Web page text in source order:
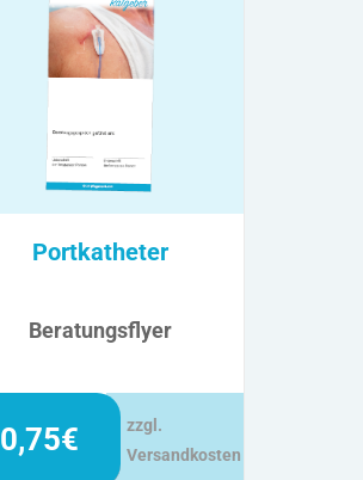
Portkatheter
Beratungsflyer
0,75€
zzgl.
Versandkosten